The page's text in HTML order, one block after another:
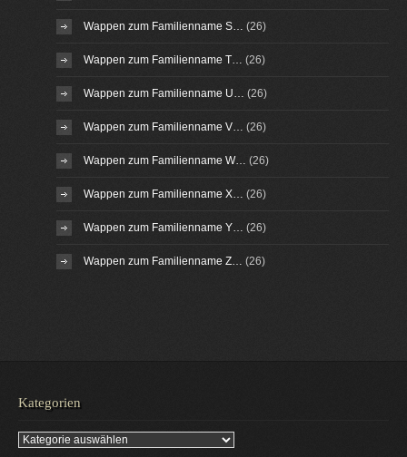
Wappen zum Familienname S… (26)
Wappen zum Familienname T… (26)
Wappen zum Familienname U… (26)
Wappen zum Familienname V… (26)
Wappen zum Familienname W… (26)
Wappen zum Familienname X… (26)
Wappen zum Familienname Y… (26)
Wappen zum Familienname Z… (26)
Kategorien
Kategorien